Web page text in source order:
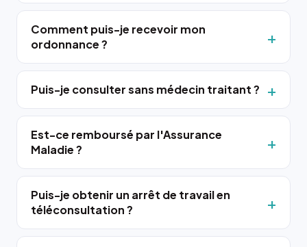
Comment puis-je recevoir mon
ordonnance ?
Puis-je consulter sans médecin traitant ?
Est-ce remboursé par l'Assurance
Maladie ?
Puis-je obtenir un arrêt de travail en
téléconsultation ?